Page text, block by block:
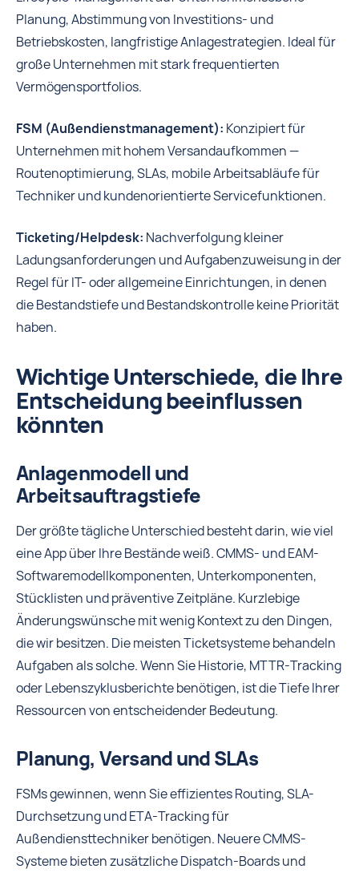
Planung, Abstimmung von Investitions- und
Betriebskosten, langfristige Anlagestrategien. Ideal für
große Unternehmen mit stark frequentierten
Vermögensportfolios.
FSM (Außendienstmanagement): Konzipiert für
Unternehmen mit hohem Versandaufkommen —
Routenoptimierung, SLAs, mobile Arbeitsabläufe für
Techniker und kundenorientierte Servicefunktionen.
Ticketing/Helpdesk: Nachverfolgung kleiner
Ladungsanforderungen und Aufgabenzuweisung in der
Regel für IT- oder allgemeine Einrichtungen, in denen
die Bestandstiefe und Bestandskontrolle keine Priorität
haben.
Wichtige Unterschiede, die Ihre
Entscheidung beeinflussen
könnten
Anlagenmodell und
Arbeitsauftragstiefe
Der größte tägliche Unterschied besteht darin, wie viel
eine App über Ihre Bestände weiß. CMMS- und EAM-
Softwaremodellkomponenten, Unterkomponenten,
Stücklisten und präventive Zeitpläne. Kurzlebige
Änderungswünsche mit wenig Kontext zu den Dingen,
die wir besitzen. Die meisten Ticketsysteme behandeln
Aufgaben als solche. Wenn Sie Historie, MTTR-Tracking
oder Lebenszyklusberichte benötigen, ist die Tiefe Ihrer
Ressourcen von entscheidender Bedeutung.
Planung, Versand und SLAs
FSMs gewinnen, wenn Sie effizientes Routing, SLA-
Durchsetzung und ETA-Tracking für
Außendiensttechniker benötigen. Neuere CMMS-
Systeme bieten zusätzliche Dispatch-Boards und